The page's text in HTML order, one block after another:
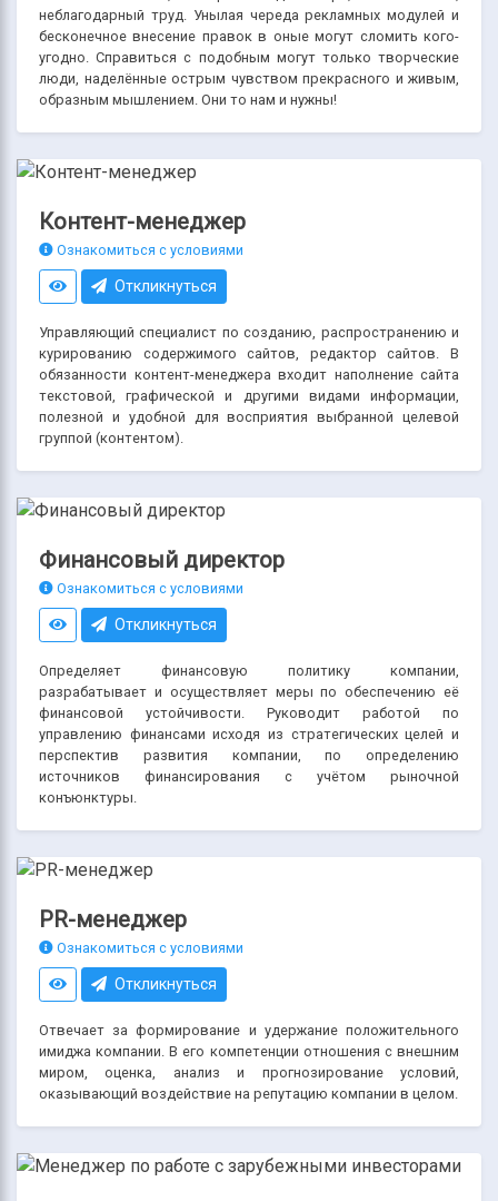
неблагодарный труд. Унылая череда рекламных модулей и
бесконечное внесение правок в оные могут сломить кого-
угодно. Справиться с подобным могут только творческие
люди, наделённые острым чувством прекрасного и живым,
образным мышлением. Они то нам и нужны!
Контент-менеджер
Ознакомиться с условиями
Откликнуться
Управляющий специалист по созданию, распространению и
курированию содержимого сайтов, редактор сайтов. В
обязанности контент-менеджера входит наполнение сайта
текстовой, графической и другими видами информации,
полезной и удобной для восприятия выбранной целевой
группой (контентом).
Финансовый директор
Ознакомиться с условиями
Откликнуться
Определяет финансовую политику компании,
разрабатывает и осуществляет меры по обеспечению её
финансовой устойчивости. Руководит работой по
управлению финансами исходя из стратегических целей и
перспектив развития компании, по определению
источников финансирования с учётом рыночной
конъюнктуры.
PR-менеджер
Ознакомиться с условиями
Откликнуться
Отвечает за формирование и удержание положительного
имиджа компании. В его компетенции отношения с внешним
миром, оценка, анализ и прогнозирование условий,
оказывающий воздействие на репутацию компании в целом.